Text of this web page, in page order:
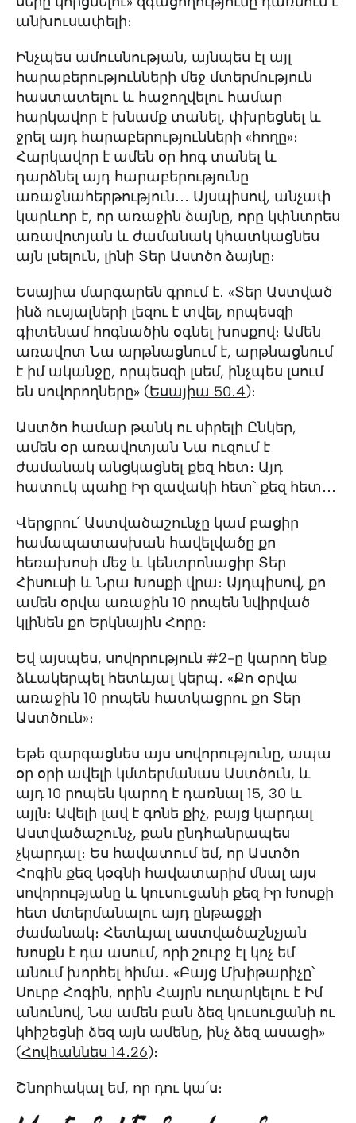
անխուսափելի։
Ինչպես ամուսնության, այնպես էլ այլ
հարաբերությունների մեջ մտերմություն
հաստատելու և հաջողվելու համար
հարկավոր է խնամք տանել, փխրեցնել և
ջրել այդ հարաբերությունների «հողը»։
Հարկավոր է ամեն օր հոգ տանել և
դարձնել այդ հարաբերությունը
առաջնահերթություն․․․ Այսպիսով, անչափ
կարևոր է, որ առաջին ձայնը, որը կփնտրես
առավոտյան և ժամանակ կհատկացնես
այն լսելուն, լինի Տեր Աստծո ձայնը։
Եսայիա մարգարեն գրում է․ «Տեր Աստված
ինձ ուսյալների լեզու է տվել, որպեսզի
գիտենամ հոգնածին օգնել խոսքով։ Ամեն
առավոտ Նա արթնացնում է, արթնացնում
է իմ ականջը, որպեսզի լսեմ, ինչպես լսում
են սովորողները» (Եսայիա 50․4)։
Աստծո համար թանկ ու սիրելի Ընկեր,
ամեն օր առավոտյան Նա ուզում է
ժամանակ անցկացնել քեզ հետ։ Այդ
հատուկ պահը Իր զավակի հետ՝ քեզ հետ․․․
Վերցրու՛ Աստվածաշունչը կամ բացիր
համապատասխան հավելվածը քո
հեռախոսի մեջ և կենտրոնացիր Տեր
Հիսուսի և Նրա Խոսքի վրա։ Այդպիսով, քո
ամեն օրվա առաջին 10 րոպեն նվիրված
կլինեն քո Երկնային Հորը։
Եվ այսպես, սովորություն #2-ը կարող ենք
ձևակերպել հետևյալ կերպ․ «Քո օրվա
առաջին 10 րոպեն հատկացրու քո Տեր
Աստծուն»։
Եթե զարգացնես այս սովորությունը, ապա
օր օրի ավելի կմտերմանաս Աստծուն, և
այդ 10 րոպեն կարող է դառնալ 15, 30 և
այլն։ Ավելի լավ է գոնե քիչ, բայց կարդալ
Աստվածաշունչ, քան ընդհանրապես
չկարդալ։ Ես հավատում եմ, որ Աստծո
Հոգին քեզ կօգնի հավատարիմ մնալ այս
սովորությանը և կուսուցանի քեզ Իր Խոսքի
հետ մտերմանալու այդ ընթացքի
ժամանակ։ Հետևյալ աստվածաշնչյան
Խոսքն է դա ասում, որի շուրջ էլ կոչ եմ
անում խորհել հիմա․ «Բայց Մխիթարիչը՝
Սուրբ Հոգին, որին Հայրն ուղարկելու է Իմ
անունով, Նա ամեն բան ձեզ կուսուցանի ու
կհիշեցնի ձեզ այն ամենը, ինչ ձեզ ասացի»
(Հովհաննես 14․26)։
Շնորհակալ եմ, որ դու կա՛ս։